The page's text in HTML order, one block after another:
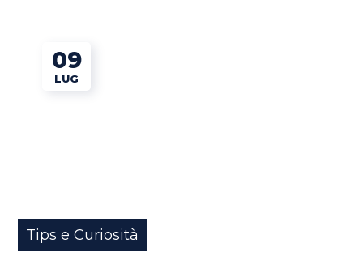
09
LUG
Tips e Curiosità